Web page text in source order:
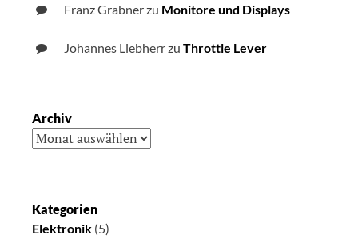
Franz Grabnerzu Monitore und Displays
Johannes Liebherrzu Throttle Lever
Archiv
Archiv
Kategorien
Elektronik (5)